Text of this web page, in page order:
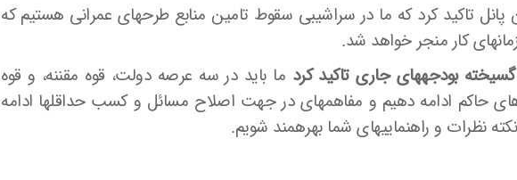
تاکید کرد که ما در سراشیبی سقوط تامین منابع طرحهای عمرانی هستیم که
کار منجر خواهد شد.
بودجه­های جاری تاکید کرد ما باید در سه عرصه دولت، قوه مقننه، و قوه
حاکم ادامه دهیم و مفاهمه­ای در جهت اصلاح مسائل و کسب حداقل­ها ادامه
نظرات و راهنمایی­های شما بهره­مند شویم.